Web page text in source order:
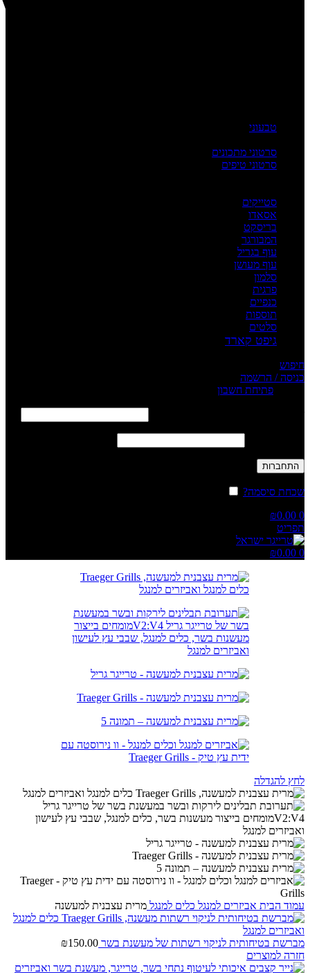
טבעוני
סרטוני מתכונים
סרטוני טיפים
סטייקים
אסאדו
בריסקט
המבורגר
עוף בגריל
עוף מעושן
סלמון
פרגית
כנפיים
תוספות
סלטים
גיפט קארד
חיפוש
כניסה / הרשמה
פתיחת חשבון
התחברות
שכחת סיסמה?
0
₪0.00
תפריט
0
₪0.00
לחץ להגדלה
עמוד הבית אביזרים למנגל כלים למנגל מרית עצבנית למעשנה
מברשת בטיחותית לניקוי רשתות של מעשנת בשר ₪150.00
חזרה למוצרים